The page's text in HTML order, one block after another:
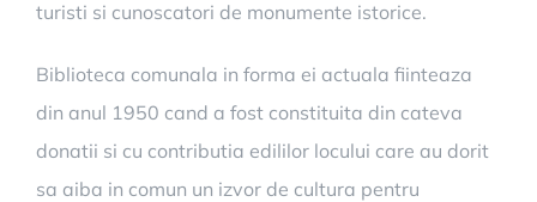
turisti si cunoscatori de monumente istorice.
Biblioteca comunala in forma ei actuala fiinteaza
din anul 1950 cand a fost constituita din cateva
donatii si cu contributia edililor locului care au dorit
sa aiba in comun un izvor de cultura pentru